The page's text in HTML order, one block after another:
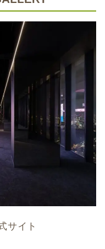
サイト